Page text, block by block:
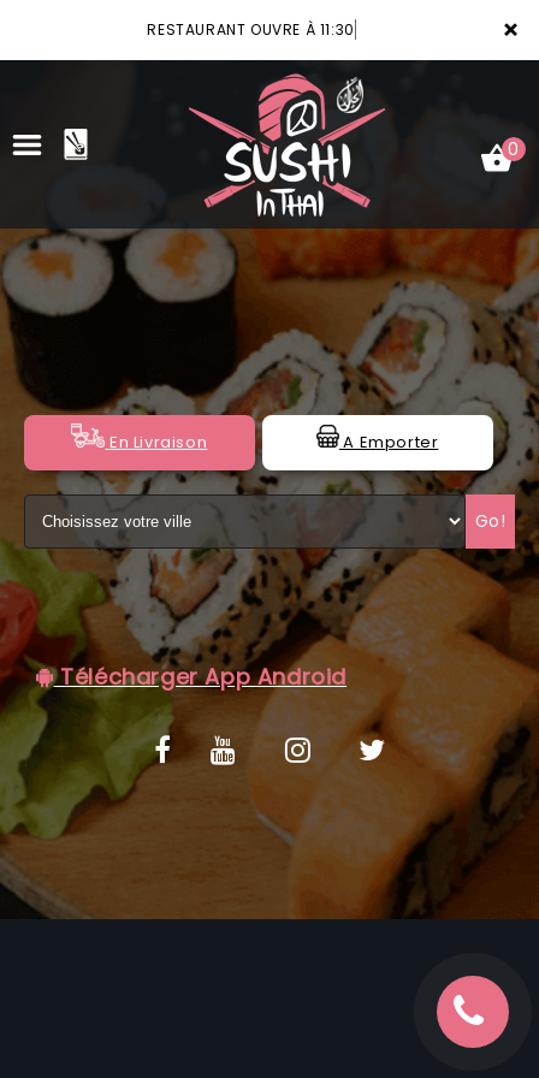
×
RESTAURANT OUVRE À 11:30
ACCUEIL
VOTRE COMPTE
NOTRE RESTAURANT
VOS AVIS
MENTIONS LÉGALES
C.G.V
0
En Livraison A Emporter
Go!
Télécharger App Android